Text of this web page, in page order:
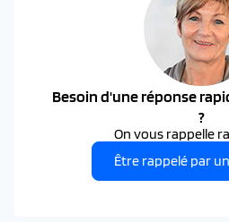
Besoin d'une réponse
?
On vous rappelle
Être rappelé par